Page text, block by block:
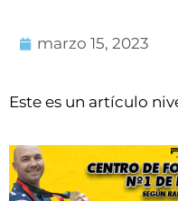
marzo 15, 2023
Este es un artículo